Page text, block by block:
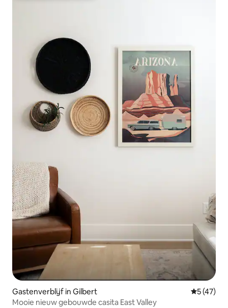
Gastenverblijf in Gilbert
5 (47)
Mooie nieuw gebouwde casita East Valley